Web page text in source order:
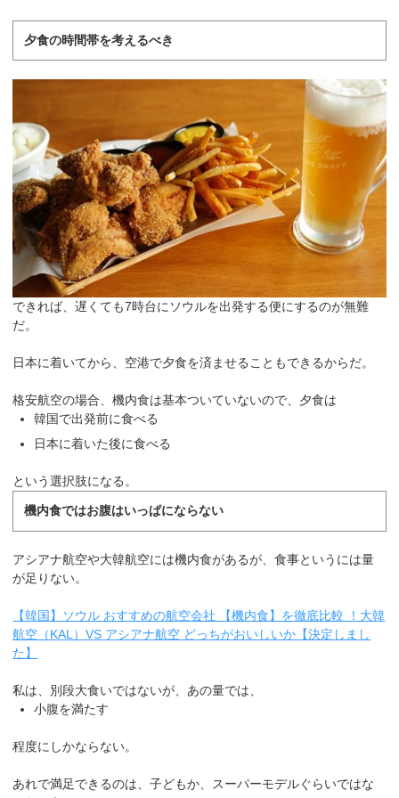
夕食の時間帯を考えるべき
できれば、遅くても7時台にソウルを出発する便にするのが無難
だ。
日本に着いてから、空港で夕食を済ませることもできるからだ。
格安航空の場合、機内食は基本ついていないので、夕食は
韓国で出発前に食べる
日本に着いた後に食べる
という選択肢になる。
機内食ではお腹はいっぱにならない
アシアナ航空や大韓航空には機内食があるが、食事というには量
が足りない。
【韓国】ソウル おすすめの航空会社 【機内食】を徹底比較 ！大韓
航空（KAL）VS アシアナ航空 どっちがおいしいか【決定しまし
た】
私は、別段大食いではないが、あの量では、
小腹を満たす
程度にしかならない。
あれで満足できるのは、子どもか、スーパーモデルぐらいではな